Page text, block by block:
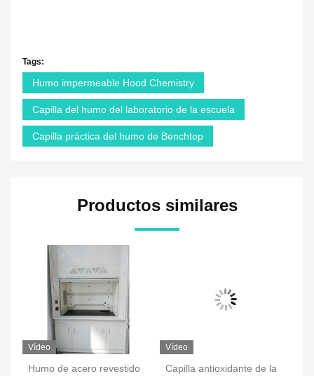
Tags:
Humo impermeable Hood Chemistry
Capilla del humo del laboratorio de la escuela
Capilla práctica del humo de Benchtop
Productos similares
Vídeo
Humo de acero revestido
Vídeo
Capilla antioxidante de la